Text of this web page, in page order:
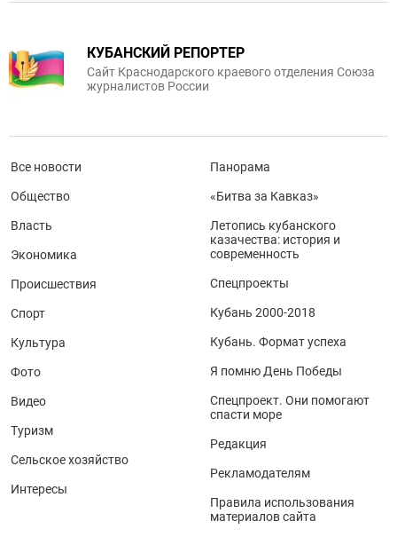
КУБАНСКИЙ РЕПОРТЕР
Сайт Краснодарского краевого отделения Союза
журналистов России
Все новости
Общество
Власть
Экономика
Происшествия
Спорт
Культура
Фото
Видео
Туризм
Сельское хозяйство
Интересы
Панорама
«Битва за Кавказ»
Летопись кубанского
казачества: история и
современность
Спецпроекты
Кубань 2000-2018
Кубань. Формат успеха
Я помню День Победы
Спецпроект. Они помогают
спасти море
Редакция
Рекламодателям
Правила использования
материалов сайта